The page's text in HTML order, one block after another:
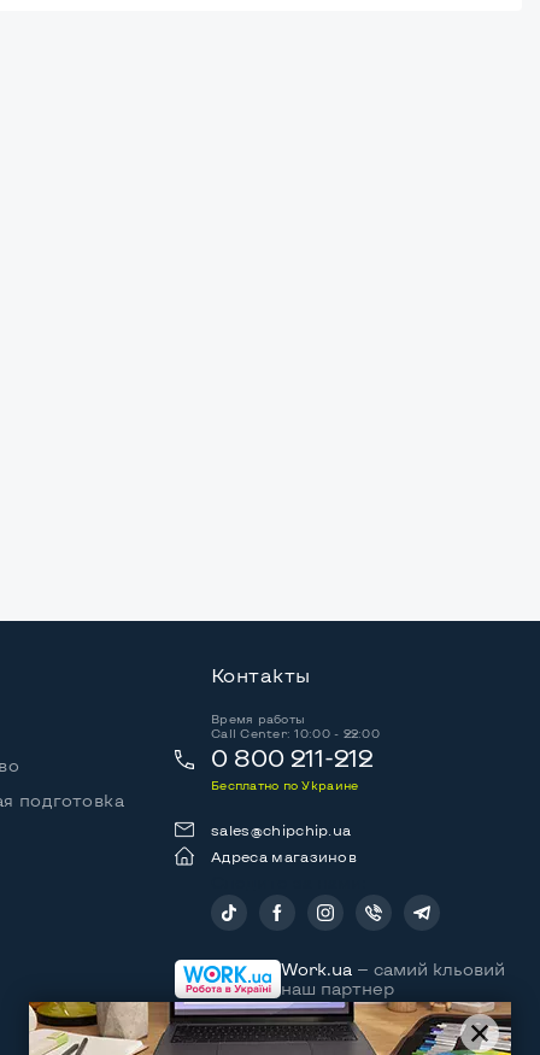
подготовка
Контакты
Время работы
Call Center: 10:00 - 22:00
0 800 211-212
Бесплатно по Украине
sales@chipchip.ua
Адреса магазинов
Work.ua — самий кльовий
наш партнер